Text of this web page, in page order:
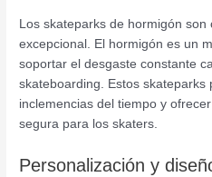
Los skateparks de hormigón
excepcional. El hormigón es un
soportar el desgaste constante
skateboarding. Estos skateparks
inclemencias del tiempo y
segura para los skaters.
Personalización y